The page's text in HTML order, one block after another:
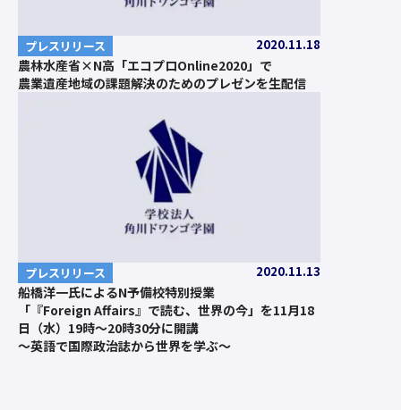
プレスリリース 2020.11.18
農林水産省×N高「エコプロOnline2020」で
農業遺産地域の課題解決のためのプレゼンを生配信
プレスリリース 2020.11.13
船橋洋一氏によるN予備校特別授業
「『Foreign Affairs』で読む、世界の今」を11月18
日（水）19時～20時30分に開講
～英語で国際政治誌から世界を学ぶ～